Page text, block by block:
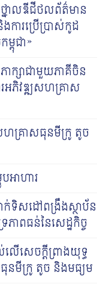
ថ្នាលឌីជីថលព័ត៌មាន
ការប្រើប្រាស់កូដ
ពុជា»
ក្សាជាមួយភាគីចិន
រអភិវឌ្ឍសហគ្រាស
ហគ្រាសធុនមីក្រូ តូច
អាហារ
ទិសដៅពង្រឹងស្ថាប័ន
ាពធន់នៃសេដ្ឋកិច្ច
សេចក្តីព្រាងយុទ្ធ
ន​មីក្រូ តូច និង​មធ្យម